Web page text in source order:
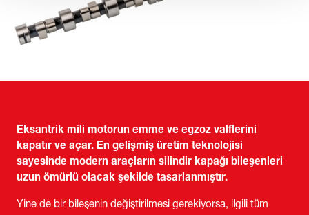
Eksantrik mili motorun emme ve egzoz valflerini
kapatır ve açar. En gelişmiş üretim teknolojisi
sayesinde modern araçların silindir kapağı bileşenleri
uzun ömürlü olacak şekilde tasarlanmıştır.
Yine de bir bileşenin değiştirilmesi gerekiyorsa, ilgili tüm